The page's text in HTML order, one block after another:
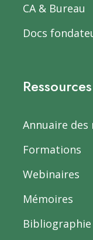
CA & Bureau
Docs
Ressources
Annuaire des
Formations
Webinaires
Mémoires
Bibliographie